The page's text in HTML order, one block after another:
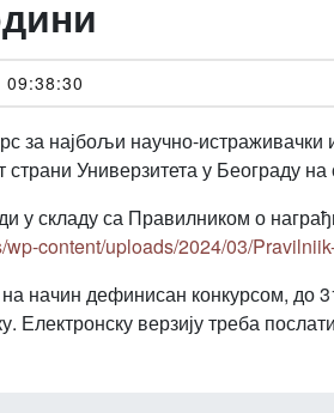
09:38:30
за најбољи научно-истраживачки
страни Универзитета у Београду
у складу са Правилником о
wp-content/uploads/2024/03/
начин дефинисан конкурсом, до
Електронску верзију треба